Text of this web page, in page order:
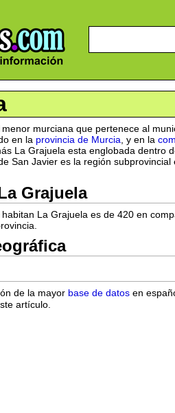
murciana que pertenece al
en la provincia de Murcia , y en la
La Grajuela esta englobada dentro
San Javier es la región
Grajuela
La Grajuela es de 420 en
de la mayor base de datos en
artículo.